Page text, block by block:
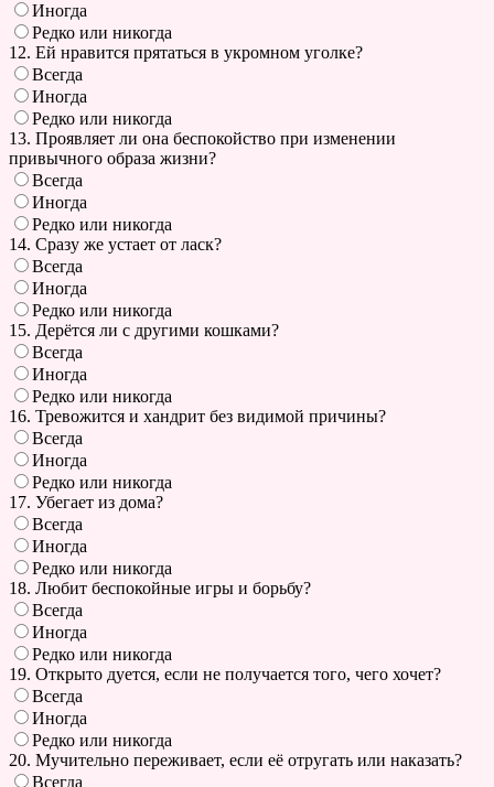
Иногда
Редко или никогда
12. Ей нравится прятаться в укромном уголке?
Всегда
Иногда
Редко или никогда
13. Проявляет ли она беспокойство при изменении
привычного образа жизни?
Всегда
Иногда
Редко или никогда
14. Сразу же устает от ласк?
Всегда
Иногда
Редко или никогда
15. Дерётся ли с другими кошками?
Всегда
Иногда
Редко или никогда
16. Тревожится и хандрит без видимой причины?
Всегда
Иногда
Редко или никогда
17. Убегает из дома?
Всегда
Иногда
Редко или никогда
18. Любит беспокойные игры и борьбу?
Всегда
Иногда
Редко или никогда
19. Открыто дуется, если не получается того, чего хочет?
Всегда
Иногда
Редко или никогда
20. Мучительно переживает, если её отругать или наказать?
Всегда